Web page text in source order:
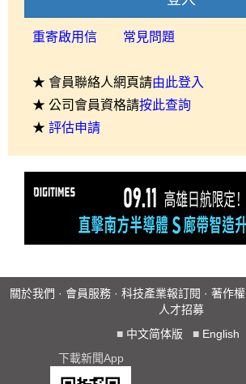
重寄啟用信 常見問題
★ 會員聯絡人網頁請由此登入
★ 公司會員資格請按此查詢
★ 評估申請
關於我們 · 會員服務 · 科技產業報訂閱 · 著作權
人才招募
■ 中文简体版 ■ English
下載新聞App